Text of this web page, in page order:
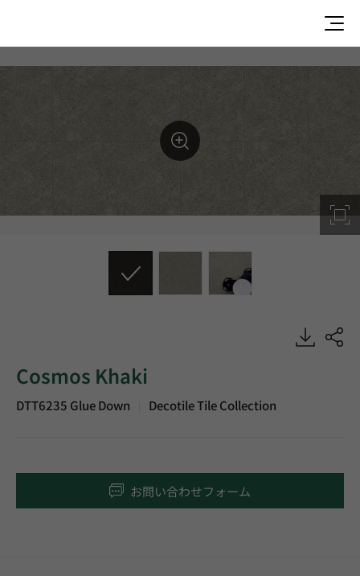
Cosmos Khaki, Decotile Tile, Luxury Vinyl Tile, HFLOR
Cosmos Khaki
DTT6235 Glue Down Decotile Tile Collection
お問い合わせフォーム